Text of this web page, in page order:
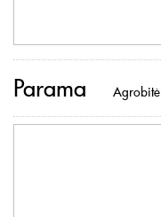
Parama Agrobitė